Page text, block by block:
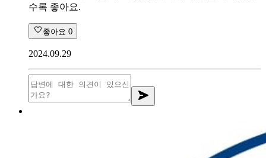
수록 좋아요.
좋아요 0
2024.09.29